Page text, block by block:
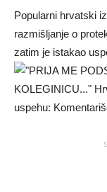
Popularni hrvatski
razmišljanje o
zatim je istakao